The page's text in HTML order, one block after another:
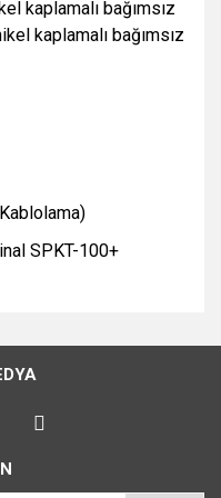
kaplamalı bağımsız
kaplamalı bağımsız
SPKT-100+
öneri formunu